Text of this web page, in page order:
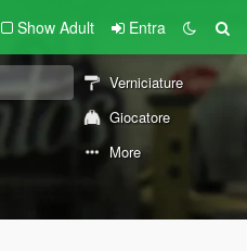
Show Adult Entra
Verniciature
Giocatore
More